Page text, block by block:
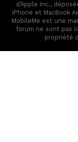
d’Apple Inc.,
iPhone et MacBook
MobileMe est une
forum ne sont pas
propriété